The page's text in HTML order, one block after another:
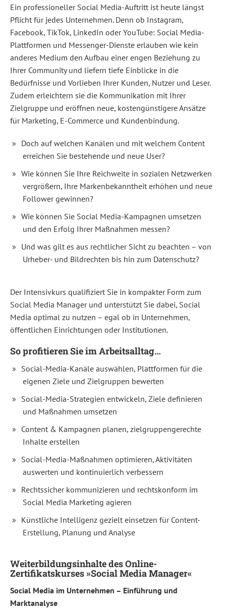
Akademie
der
Deutschen
Medien,
München
https://www.tapintoweb.de/seminare/social-
media-
manager-
intensivkurs-
zertifikat-
online-
2026/
Oliver
Albiez
der
Medien,
https://www.tapintoweb.de/wp-
content/uploads/2016/05/Seminar-
Onlinekommunikation6-
1024x273.jpg
Online-
mit
–
Der
Zertifikatskurs
die
wesentlichen
Kompetenzen
die
Tätigkeit
als
Media
Sie
das
Praxiswissen
für
den
Aufbau,
die
Pflege
das
Management
von
sowie
den
mit
den
neuesten
Plattformen
und
-
Tools.
Ein
professioneller
Ein professioneller Social Media-Auftritt ist heute längst
Pflicht für jedes Unternehmen. Denn ob Instagram,
Facebook, TikTok, LinkedIn oder YouTube: Social Media-
Plattformen und Messenger-Dienste erlauben wie kein
anderes Medium den Aufbau einer engen Beziehung zu
Ihrer Community und liefern tiefe Einblicke in die
Bedürfnisse und Vorlieben Ihrer Kunden, Nutzer und Leser.
Zudem erleichtern sie die Kommunikation mit Ihrer
Zielgruppe und eröffnen neue, kostengünstigere Ansätze
für Marketing, E-Commerce und Kundenbindung.
Doch auf welchen Kanälen und mit welchem Content
erreichen Sie bestehende und neue User?
Wie können Sie Ihre Reichweite in sozialen Netzwerken
vergrößern, Ihre Markenbekanntheit erhöhen und neue
Follower gewinnen?
Wie können Sie Social Media-Kampagnen umsetzen
und den Erfolg Ihrer Maßnahmen messen?
Und was gilt es aus rechtlicher Sicht zu beachten – von
Urheber- und Bildrechten bis hin zum Datenschutz?
Der Intensivkurs qualifiziert Sie in kompakter Form zum
Social Media Manager und unterstützt Sie dabei, Social
Media optimal zu nutzen – egal ob in Unternehmen,
öffentlichen Einrichtungen oder Institutionen.
So profitieren Sie im Arbeitsalltag…
Social-Media-Kanäle auswählen, Plattformen für die
eigenen Ziele und Zielgruppen bewerten
Social-Media-Strategien entwickeln, Ziele definieren
und Maßnahmen umsetzen
Content & Kampagnen planen, zielgruppengerechte
Inhalte erstellen
Social-Media-Maßnahmen optimieren, Aktivitäten
auswerten und kontinuierlich verbessern
Rechtssicher kommunizieren und rechtskonform im
Social Media Marketing agieren
Künstliche Intelligenz gezielt einsetzen für Content-
Erstellung, Planung und Analyse
Weiterbildungsinhalte des Online-
Zertifikatskurses »Social Media Manager«
Social Media im Unternehmen – Einführung und
Marktanalyse